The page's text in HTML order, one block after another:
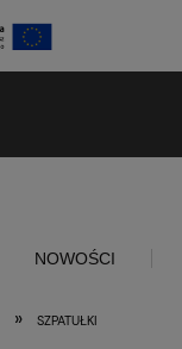
NOWOŚCI
» SZPATUŁKI